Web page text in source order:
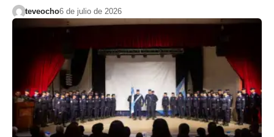
teveocho6 de julio de 2026